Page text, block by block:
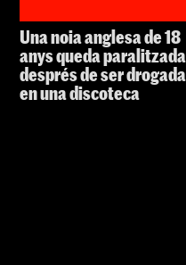
Una noia anglesa de 18
anys queda paralitzada
després de ser drogada
en una discoteca